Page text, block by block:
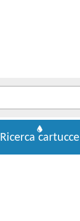
Ricerca cartucce